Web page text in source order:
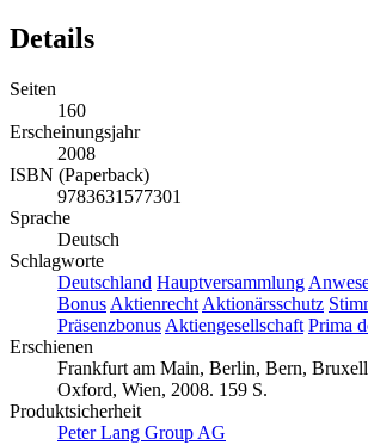
Details
Seiten
160
Erscheinungsjahr
2008
ISBN (Paperback)
9783631577301
Sprache
Deutsch
Schlagworte
Deutschland Hauptversammlung
Bonus Aktienrecht Aktionärsschutz
Präsenzbonus Aktiengesellschaft Prima
Erschienen
Frankfurt am Main, Berlin, Bern,
Oxford, Wien, 2008. 159 S.
Produktsicherheit
Peter Lang Group AG